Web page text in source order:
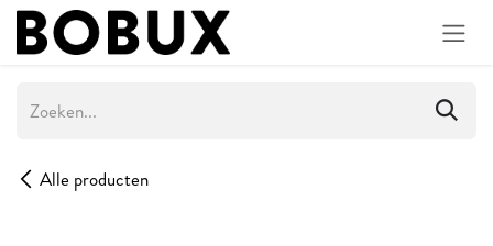
Overslaan naar inhoud
Alle producten